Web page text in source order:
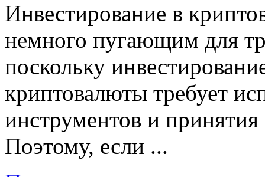
Инвестирование в
немного пугающим для
поскольку
криптовалюты требует
инструментов и
Поэтому, если ...